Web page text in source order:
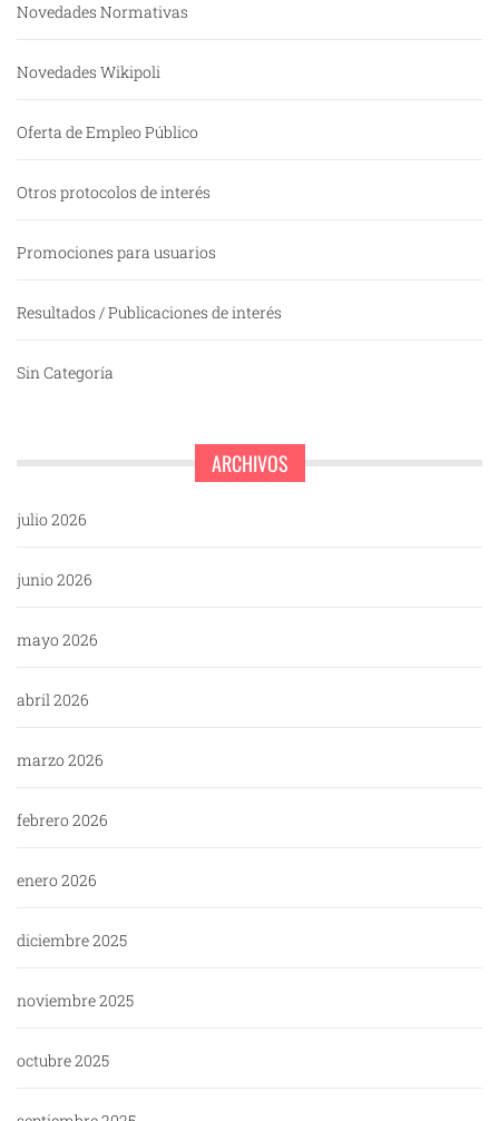
Novedades Normativas
Novedades Wikipoli
Oferta de Empleo Público
Otros protocolos de interés
Promociones para usuarios
Resultados / Publicaciones de interés
Sin Categoría
ARCHIVOS
julio 2026
junio 2026
mayo 2026
abril 2026
marzo 2026
febrero 2026
enero 2026
diciembre 2025
noviembre 2025
octubre 2025